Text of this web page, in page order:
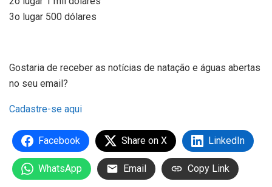
3o lugar 500 dólares
Gostaria de receber as notícias de natação e águas abertas
no seu email?
Cadastre-se aqui
Facebook Share on X LinkedIn
WhatsApp Email Copy Link